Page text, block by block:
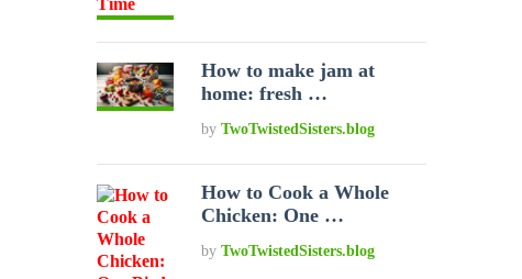
How to make jam at
home: fresh …
byTwoTwistedSisters.blog
How to Cook a Whole
Chicken: One …
byTwoTwistedSisters.blog